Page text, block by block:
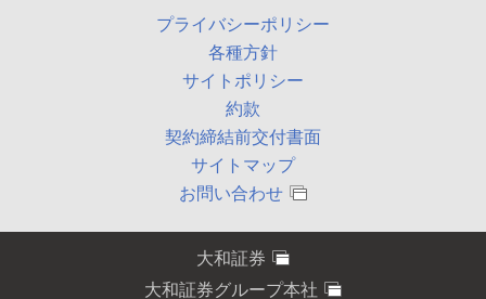
大和証券
大和証券グループ本社
プライバシーポリシー
各種方針
サイトポリシー
約款
契約締結前交付書面
サイトマップ
お問い合わせ